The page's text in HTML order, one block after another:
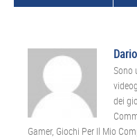
Dario
Sono
dei
Gamer, Giochi Per Il Mio